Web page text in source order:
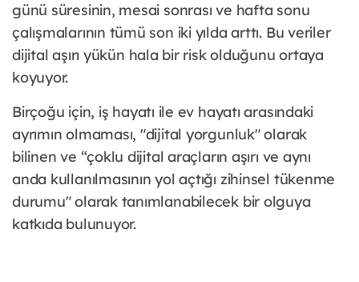
günü süresinin, mesai sonrası ve hafta sonu
çalışmalarının tümü son iki yılda arttı. Bu veriler
dijital aşırı yükün hala bir risk olduğunu ortaya
koyuyor.
Birçoğu için, iş hayatı ile ev hayatı arasındaki
ayrımın olmaması, "dijital yorgunluk" olarak
bilinen ve “çoklu dijital araçların aşırı ve aynı
anda kullanılmasının yol açtığı zihinsel tükenme
durumu" olarak tanımlanabilecek bir olguya
katkıda bulunuyor.